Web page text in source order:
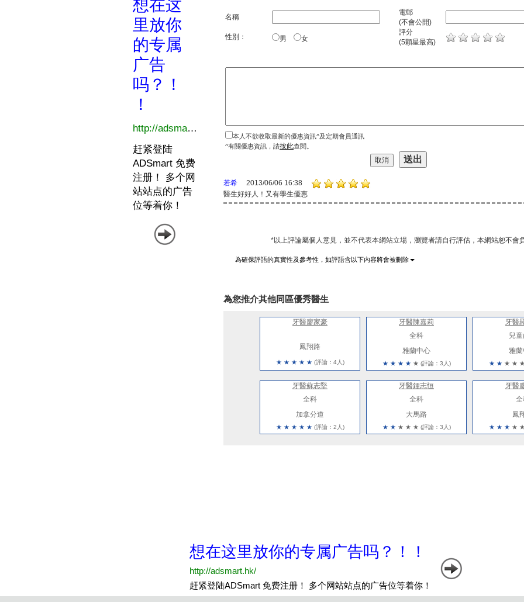
名稱
電郵
(不會公開)
性別：
男 女
評分
(5顆星最高)
本人不欲收取最新的優惠資訊^及定期會員通訊
^有關優惠資訊，請按此查閱。
若希
2013/06/06 16:38
醫生好好人！又有學生優惠
*以上評論屬個人意見，並不代表本網站立場，瀏覽者請自行評估，本網站恕不會
為確保評語的真實性及參考性，如評語含以下內容將會被刪除
為您推介其他同區優秀醫生
牙醫廖家豪
鳳翔路
★ ★ ★ ★ ★ (評論：4人)
牙醫陳嘉莉
全科
雅蘭中心
★ ★ ★ ★ ★ (評論：3人)
牙醫
兒
雅
★ ★ ★ ★ ★
牙醫蘇志堅
全科
加拿分道
★ ★ ★ ★ ★ (評論：2人)
牙醫鍾志恒
全科
大馬路
★ ★ ★ ★ ★ (評論：3人)
牙醫
鳳
★ ★ ★ ★ ★